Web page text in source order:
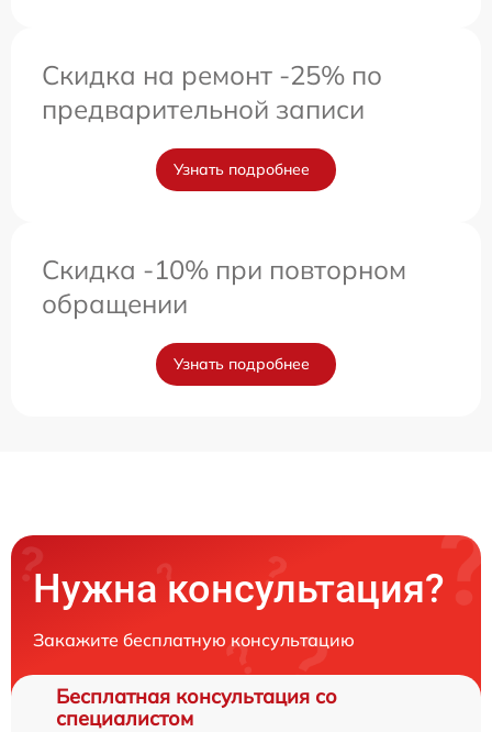
Скидка на ремонт -25% по
предварительной записи
Узнать подробнее
Скидка -10% при повторном
обращении
Узнать подробнее
Нужна консультация?
Закажите бесплатную консультацию
Бесплатная консультация со
специалистом